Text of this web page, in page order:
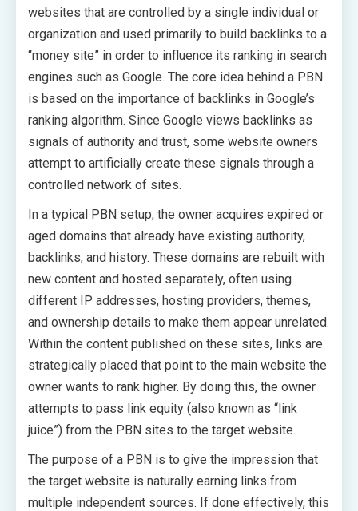
websites that are controlled by a single individual or
organization and used primarily to build backlinks to a
“money site” in order to influence its ranking in search
engines such as Google. The core idea behind a PBN
is based on the importance of backlinks in Google’s
ranking algorithm. Since Google views backlinks as
signals of authority and trust, some website owners
attempt to artificially create these signals through a
controlled network of sites.
In a typical PBN setup, the owner acquires expired or
aged domains that already have existing authority,
backlinks, and history. These domains are rebuilt with
new content and hosted separately, often using
different IP addresses, hosting providers, themes,
and ownership details to make them appear unrelated.
Within the content published on these sites, links are
strategically placed that point to the main website the
owner wants to rank higher. By doing this, the owner
attempts to pass link equity (also known as “link
juice”) from the PBN sites to the target website.
The purpose of a PBN is to give the impression that
the target website is naturally earning links from
multiple independent sources. If done effectively, this